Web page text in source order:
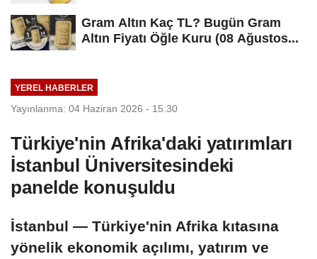
Gram Altın Kaç TL? Bugün Gram
Altın Fiyatı Öğle Kuru (08 Ağustos...
YEREL HABERLER
Yayınlanma: 04 Haziran 2026 - 15:30
Türkiye'nin Afrika'daki yatırımları
İstanbul Üniversitesindeki
panelde konuşuldu
İstanbul — Türkiye'nin Afrika kıtasına
yönelik ekonomik açılımı, yatırım ve